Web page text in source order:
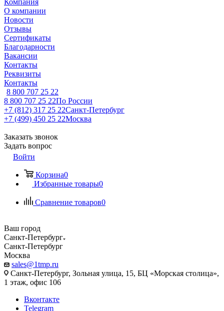
Компания
О компании
Новости
Отзывы
Сертификаты
Благодарности
Вакансии
Контакты
Реквизиты
Контакты
8 800 707 25 22
8 800 707 25 22По России
+7 (812) 317 25 22Санкт-Петербург
+7 (499) 450 25 22Москва
Заказать звонок
Задать вопрос
Войти
Корзина0
Избранные товары0
Сравнение товаров0
Ваш город
Санкт-Петербург
Санкт-Петербург
Москва
sales@1tmp.ru
Санкт-Петербург, Зольная улица, 15, БЦ «Морская столица»,
1 этаж, офис 106
Вконтакте
Telegram